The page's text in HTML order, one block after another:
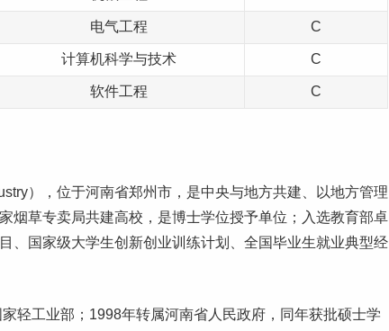
电气工程 C
计算机科学与技术 C
软件工程 C
），位于河南省郑州市，是中央与地方共建、以地方管理
烟草专卖局共建高校，是博士学位授予单位；入选教育部卓
、国家级大学生创新创业训练计划、全国毕业生就业典型经
轻工业部；1998年转属河南省人民政府，同年获批硕士学